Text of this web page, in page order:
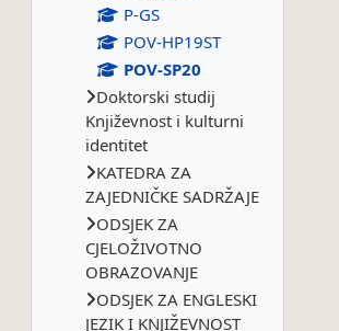
P-GS
POV-HP19ST
POV-SP20
Doktorski studij
Književnost i kulturni
identitet
KATEDRA ZA
ZAJEDNIČKE SADRŽAJE
ODSJEK ZA
CJELOŽIVOTNO
OBRAZOVANJE
ODSJEK ZA ENGLESKI
JEZIK I KNJIŽEVNOST